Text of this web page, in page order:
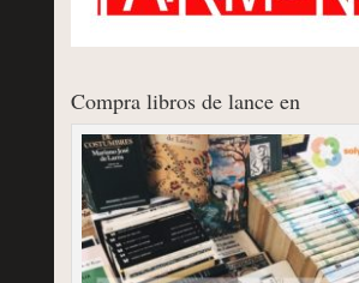
Compra libros de lance en